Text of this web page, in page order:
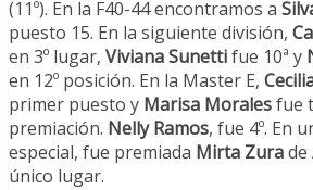
(11º). En la F40-44 encontramos a
puesto 15. En la siguiente división,
en 3º lugar, Viviana Sunettifue 10ª y
en 12º posición. En la Master E,
primer puesto y Marisa Moralesfue
premiación. Nelly Ramos, fue 4º. En
especial, fue premiada Mirta Zurade
único lugar.